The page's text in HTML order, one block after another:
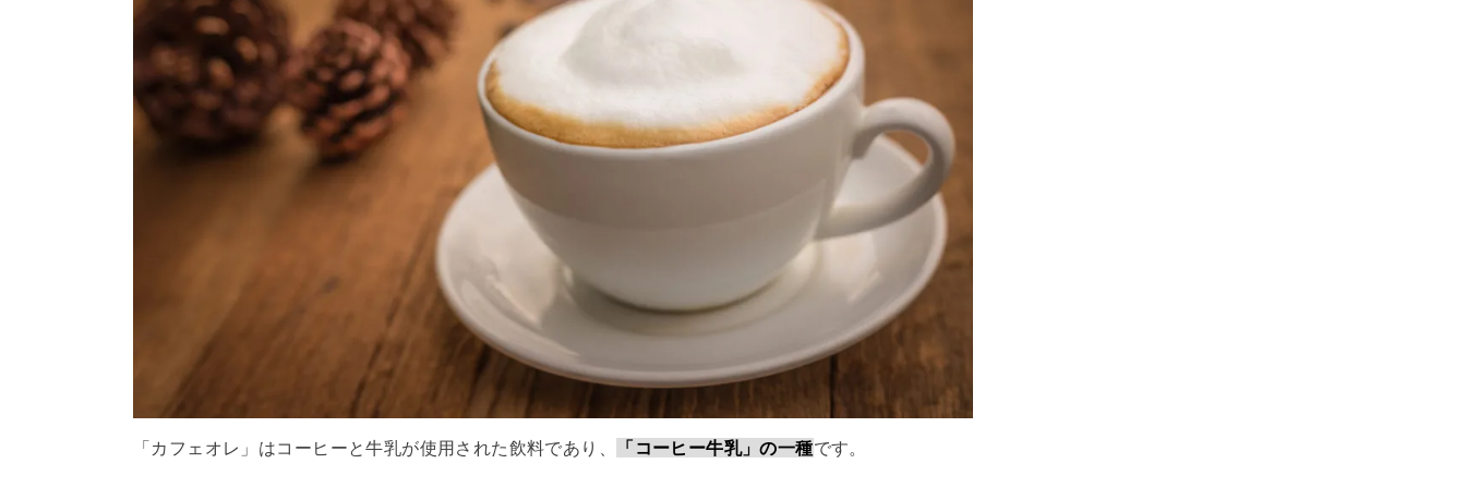
「カフェオレ」はコーヒーと牛乳が使用された飲料であり、 「コーヒー牛乳」の一種です。